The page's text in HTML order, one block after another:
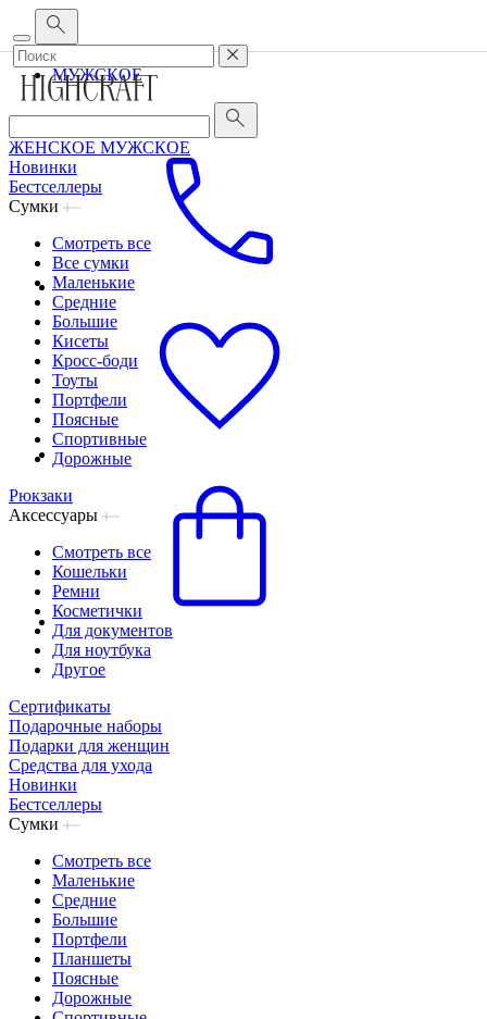
Корпоративным клиентам
ЖЕНСКОЕ
МУЖСКОЕ
ЖЕНСКОЕ МУЖСКОЕ
Новинки
Бестселлеры
Сумки
Смотреть все
Все сумки
Маленькие
Средние
Большие
Кисеты
Кросс-боди
Тоуты
Портфели
Поясные
Спортивные
Дорожные
Рюкзаки
Аксессуары
Смотреть все
Кошельки
Ремни
Косметички
Для документов
Для ноутбука
Другое
Сертификаты
Подарочные наборы
Подарки для женщин
Средства для ухода
Новинки
Бестселлеры
Сумки
Смотреть все
Маленькие
Средние
Большие
Портфели
Планшеты
Поясные
Дорожные